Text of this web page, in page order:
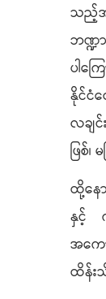
သည့်အ
ဘဏ္ဍ
ပါက
နိုင်ငံ
လချ
ဖြစ်
ထို့နေ
နှင့်
အကေ
ထိန်း